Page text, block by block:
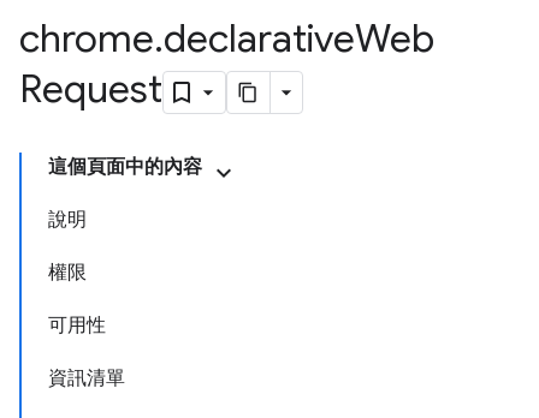
chrome.declarativeWeb
Request
這個頁面中的內容
說明
權限
可用性
資訊清單